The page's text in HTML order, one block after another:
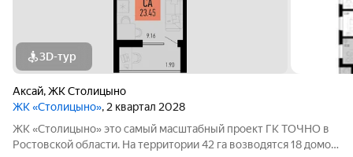
3D-тур
Аксай,ЖК Столицыно
ЖК «Столицыно», 2 квартал 2028
ЖК «Столицыно» это самый масштабный проект ГК ТОЧНО в
Ростовской области. На территории 42 га возводятся 18 домов